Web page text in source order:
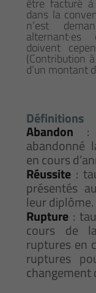
être facturé
dans la
n’est
doivent
(Contribution
d’un montant
Définitions
Abandon :
abandonné
en cours
Réussite :
présentés
leur diplôme.
Rupture :
cours de
ruptures en
ruptures
changement